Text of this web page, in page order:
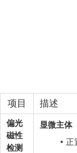
项目 描述
偏光
磁性
检测
显微主体
• 正